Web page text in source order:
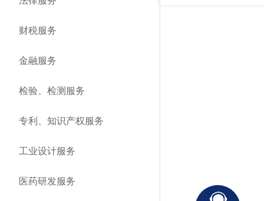
财税服务
金融服务
检验、检测服务
专利、知识产权服务
工业设计服务
医药研发服务